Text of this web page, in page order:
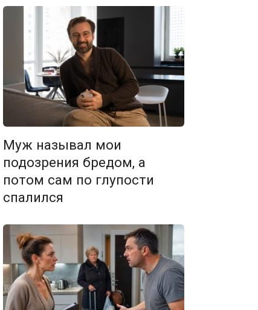
Муж называл мои
подозрения бредом, а
потом сам по глупости
спалился